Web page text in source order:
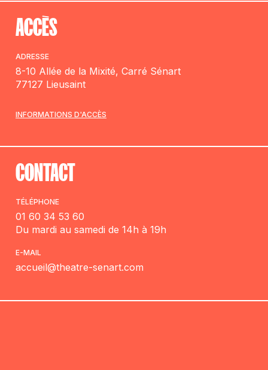
ACCÈS
ADRESSE
8-10 Allée de la Mixité, Carré Sénart
77127 Lieusaint
INFORMATIONS D'ACCÈS
CONTACT
TÉLÉPHONE
01 60 34 53 60
Du mardi au samedi de 14h à 19h
E-MAIL
accueil@theatre-senart.com